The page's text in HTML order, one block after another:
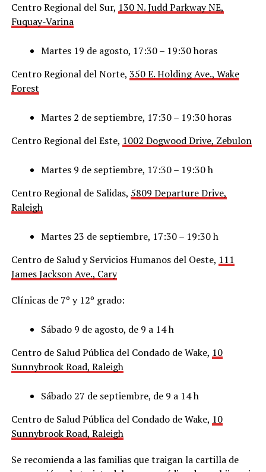
Centro Regional del Sur, 130 N. Judd Parkway NE,
Fuquay-Varina
Martes 19 de agosto, 17:30 – 19:30 horas
Centro Regional del Norte, 350 E. Holding Ave., Wake
Forest
Martes 2 de septiembre, 17:30 – 19:30 horas
Centro Regional del Este, 1002 Dogwood Drive, Zebulon
Martes 9 de septiembre, 17:30 – 19:30 h
Centro Regional de Salidas, 5809 Departure Drive,
Raleigh
Martes 23 de septiembre, 17:30 – 19:30 h
Centro de Salud y Servicios Humanos del Oeste, 111
James Jackson Ave., Cary
Clínicas de 7º y 12º grado:
Sábado 9 de agosto, de 9 a 14 h
Centro de Salud Pública del Condado de Wake, 10
Sunnybrook Road, Raleigh
Sábado 27 de septiembre, de 9 a 14 h
Centro de Salud Pública del Condado de Wake, 10
Sunnybrook Road, Raleigh
Se recomienda a las familias que traigan la cartilla de